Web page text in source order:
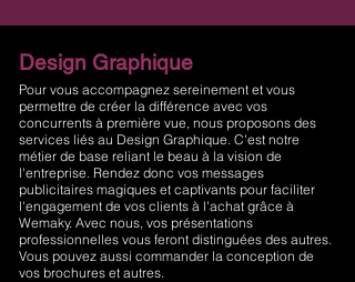
Design Graphique
Pour vous accompagnez sereinement et vous
permettre de créer la différence avec vos
concurrents à première vue, nous proposons des
services liés au Design Graphique. C'est notre
métier de base reliant le beau à la vision de
l'entreprise. Rendez donc vos messages
publicitaires magiques et captivants pour faciliter
l'engagement de vos clients à l'achat grâce à
Wemaky. Avec nous, vos présentations
professionnelles vous feront distinguées des autres.
Vous pouvez aussi commander la conception de
vos brochures et autres.